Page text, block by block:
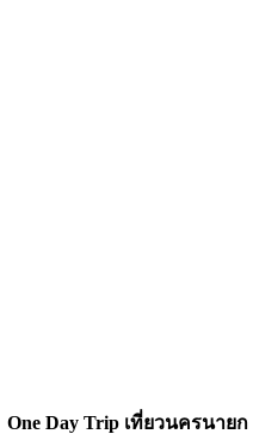
One Day Trip เที่ยวนครนายก